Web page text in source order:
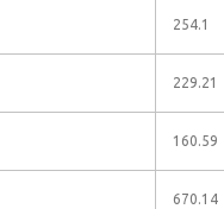
254.1
229.21
160.59
670.14